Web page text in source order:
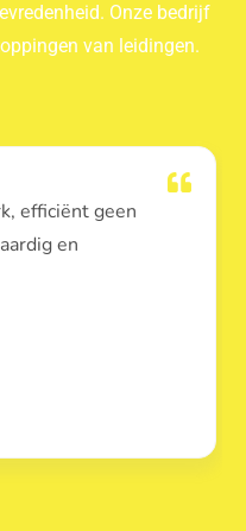
Onze bedrijf
van leidingen.
van wc, werd
de loodgieters